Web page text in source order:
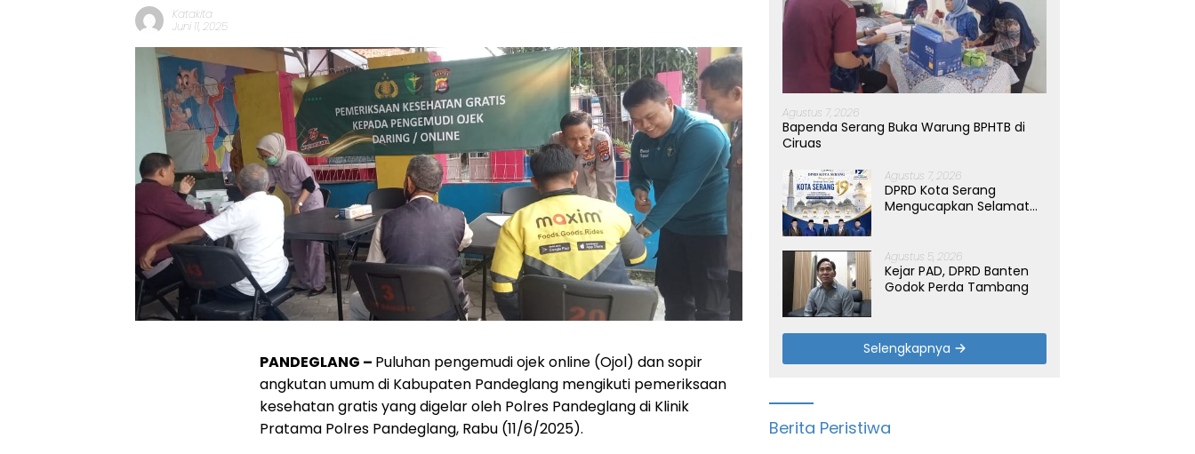
Katakita
Juni 11, 2025
PANDEGLANG – Puluhan pengemudi ojek online (Ojol) dan sopir
angkutan umum di Kabupaten Pandeglang mengikuti pemeriksaan
kesehatan gratis yang digelar oleh Polres Pandeglang di Klinik
Pratama Polres Pandeglang, Rabu (11/6/2025).
Agustus 7, 2026
Bapenda Serang Buka Warung BPHTB di
Ciruas
Agustus 7, 2026
DPRD Kota Serang
Mengucapkan Selamat
Agustus 5, 2026
Kejar PAD, DPRD Banten
Godok Perda Tambang
Selengkapnya
Berita Peristiwa